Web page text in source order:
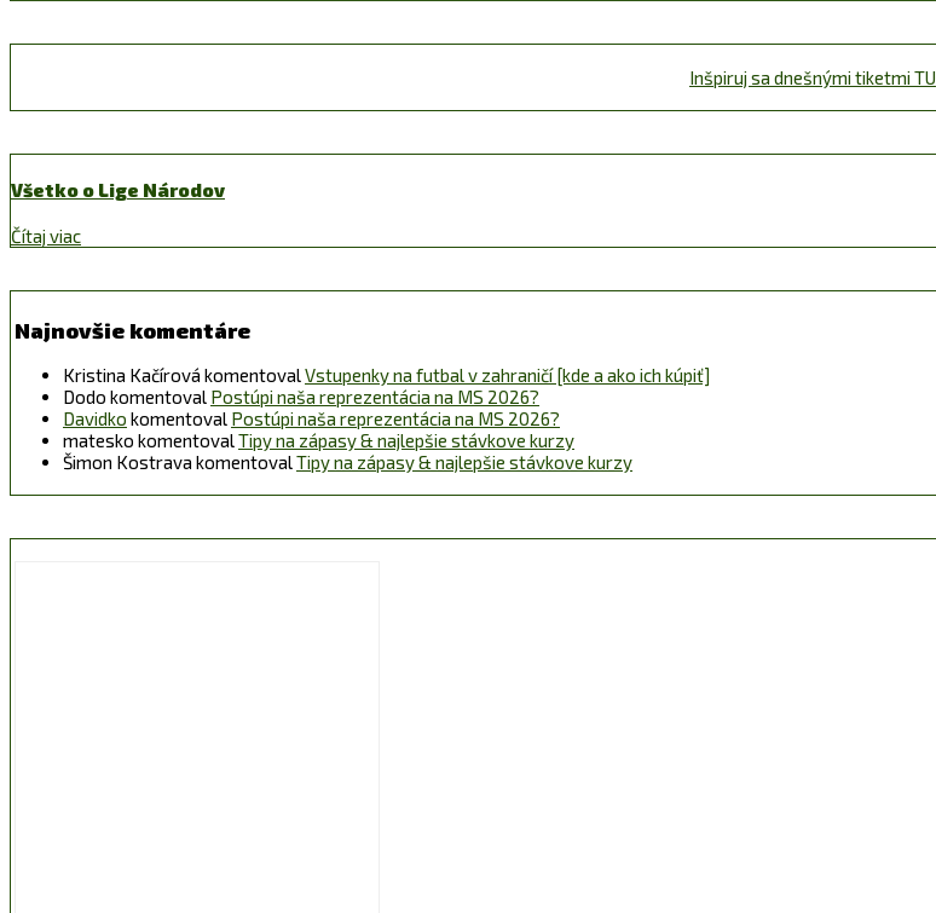
Inšpiruj sa dnešnými tiketmi TU
Všetko o Lige Národov
Čítaj viac
Najnovšie komentáre
Kristina Kačírová komentovalVstupenky na futbal v zahraničí [kde a ako ich kúpiť]
Dodo komentoval Postúpi naša reprezentácia na MS 2026?
Davidko komentoval Postúpi naša reprezentácia na MS 2026?
matesko komentovalTipy na zápasy & najlepšie stávkove kurzy
Šimon Kostrava komentovalTipy na zápasy & najlepšie stávkove kurzy